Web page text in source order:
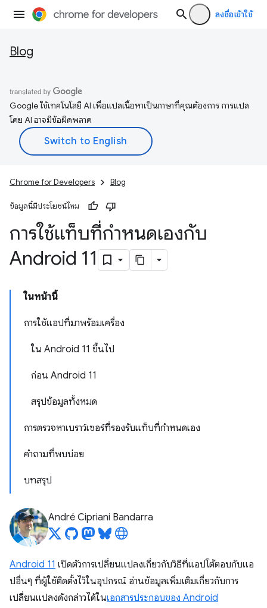
ลงชื่อเข้าใช้
Blog
Google ใช้เทคโนโลยี AI เพื่อแปลเนื้อหาเป็นภาษาที่คุณต้องการ การแปล
โดย AI อาจมีข้อผิดพลาด
Chrome for Developers Blog
ข้อมูลนี้มีประโยชน์ไหม
การใช้แท็บที่กำหนดเองกับ
Android 11
ในหน้านี้
การใช้แอปที่มาพร้อมเครื่อง
ใน Android 11 ขึ้นไป
ก่อน Android 11
สรุปข้อมูลทั้งหมด
การตรวจหาเบราว์เซอร์ที่รองรับแท็บที่กำหนดเอง
คำถามที่พบบ่อย
บทสรุป
André Cipriani Bandarra
Android 11 เปิดตัวการเปลี่ยนแปลงเกี่ยวกับวิธีที่แอปโต้ตอบกับแอ
ปอื่นๆ ที่ผู้ใช้ติดตั้งไว้ในอุปกรณ์ อ่านข้อมูลเพิ่มเติมเกี่ยวกับการ
เปลี่ยนแปลงดังกล่าวได้ในเอกสารประกอบของ Android